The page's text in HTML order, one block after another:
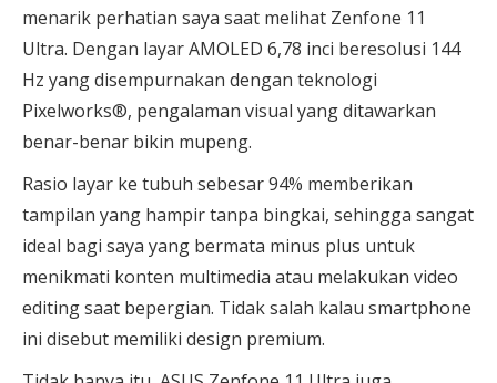
menarik perhatian saya saat melihat Zenfone 11
Ultra. Dengan layar AMOLED 6,78 inci beresolusi 144
Hz yang disempurnakan dengan teknologi
Pixelworks®, pengalaman visual yang ditawarkan
benar-benar bikin mupeng.
Rasio layar ke tubuh sebesar 94% memberikan
tampilan yang hampir tanpa bingkai, sehingga sangat
ideal bagi saya yang bermata minus plus untuk
menikmati konten multimedia atau melakukan video
editing saat bepergian. Tidak salah kalau smartphone
ini disebut memiliki design premium.